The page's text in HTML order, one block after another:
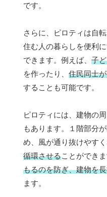
です。
さらに、ピロティは自
住む人の暮らしを便利
できます。例えば、 子
を作ったり、 住民同士
することも可能です。
ピロティには、建物の
もあります。１階部分
め、風が通り抜けやすく
循環させることができ
もるのを防ぎ、建物を
ます。